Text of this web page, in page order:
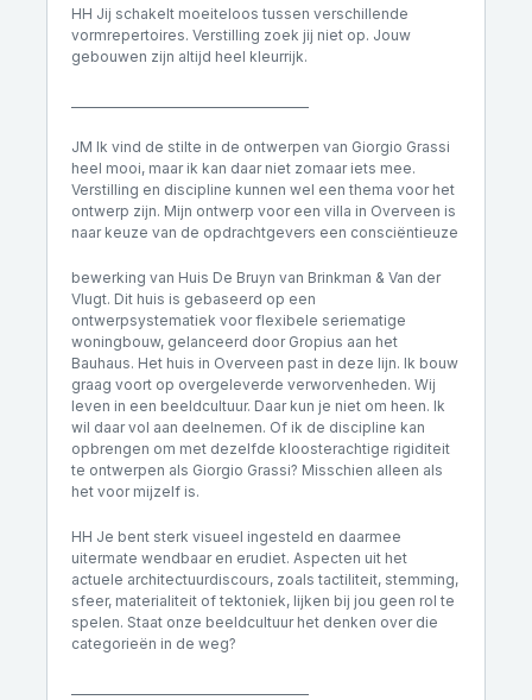
HH Jij schakelt moeiteloos tussen verschillende
vormrepertoires. Verstilling zoek jij niet op. Jouw
gebouwen zijn altijd heel kleurrijk.
JM Ik vind de stilte in de ontwerpen van Giorgio Grassi
heel mooi, maar ik kan daar niet zomaar iets mee.
Verstilling en discipline kunnen wel een thema voor het
ontwerp zijn. Mijn ontwerp voor een villa in Overveen is
naar keuze van de opdrachtgevers een consciëntieuze
bewerking van Huis De Bruyn van Brinkman & Van der
Vlugt. Dit huis is gebaseerd op een
ontwerpsystematiek voor flexibele seriematige
woningbouw, gelanceerd door Gropius aan het
Bauhaus. Het huis in Overveen past in deze lijn. Ik bouw
graag voort op overgeleverde verworvenheden. Wij
leven in een beeldcultuur. Daar kun je niet om heen. Ik
wil daar vol aan deelnemen. Of ik de discipline kan
opbrengen om met dezelfde kloosterachtige rigiditeit
te ontwerpen als Giorgio Grassi? Misschien alleen als
het voor mijzelf is.
HH Je bent sterk visueel ingesteld en daarmee
uitermate wendbaar en erudiet. Aspecten uit het
actuele architectuurdiscours, zoals tactiliteit, stemming,
sfeer, materialiteit of tektoniek, lijken bij jou geen rol te
spelen. Staat onze beeldcultuur het denken over die
categorieën in de weg?